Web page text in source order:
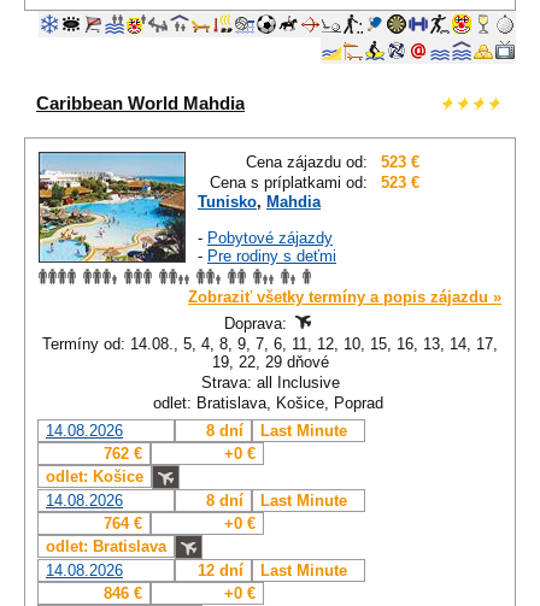
Caribbean World Mahdia
Cena zájazdu od:
523 €
Cena s príplatkami od:
523 €
Tunisko, Mahdia
- Pobytové zájazdy
- Pre rodiny s deťmi
Zobraziť všetky termíny a popis zájazdu »
Doprava:
Termíny od: 14.08., 5, 4, 8, 9, 7, 6, 11, 12, 10, 15, 16, 13, 14, 17,
19, 22, 29 dňové
Strava: all Inclusive
odlet: Bratislava, Košice, Poprad
14.08.2026
8 dní
Last Minute
762 €
+0 €
odlet: Košice
14.08.2026
8 dní
Last Minute
764 €
+0 €
odlet: Bratislava
14.08.2026
12 dní
Last Minute
846 €
+0 €